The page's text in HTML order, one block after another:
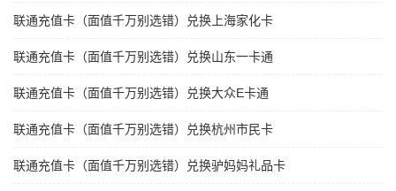
联通充值卡（面值千万别选错）兑换上海家化卡
联通充值卡（面值千万别选错）兑换山东一卡通
联通充值卡（面值千万别选错）兑换大众E卡通
联通充值卡（面值千万别选错）兑换杭州市民卡
联通充值卡（面值千万别选错）兑换驴妈妈礼品卡